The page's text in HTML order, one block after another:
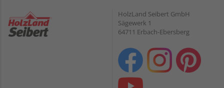
HolzLand Seibert GmbH
Sägewerk 1
64711 Erbach-Ebersberg